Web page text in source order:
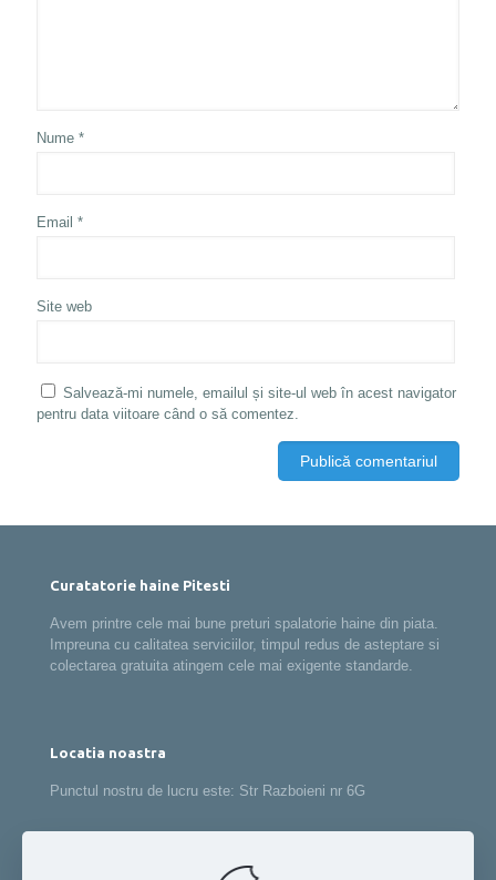
Nume *
Email *
Site web
Salvează-mi numele, emailul și site-ul web în acest navigator
pentru data viitoare când o să comentez.
Curatatorie haine Pitesti
Avem printre cele mai bune preturi spalatorie haine din piata.
Impreuna cu calitatea serviciilor, timpul redus de asteptare si
colectarea gratuita atingem cele mai exigente standarde.
Locatia noastra
Punctul nostru de lucru este: Str Razboieni nr 6G